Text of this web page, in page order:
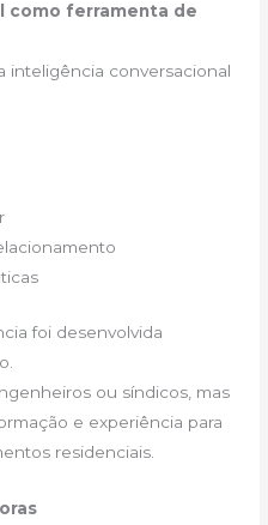
como ferramenta de
inteligência conversacional
foi desenvolvida
ou síndicos, mas
e experiência para
residenciais.